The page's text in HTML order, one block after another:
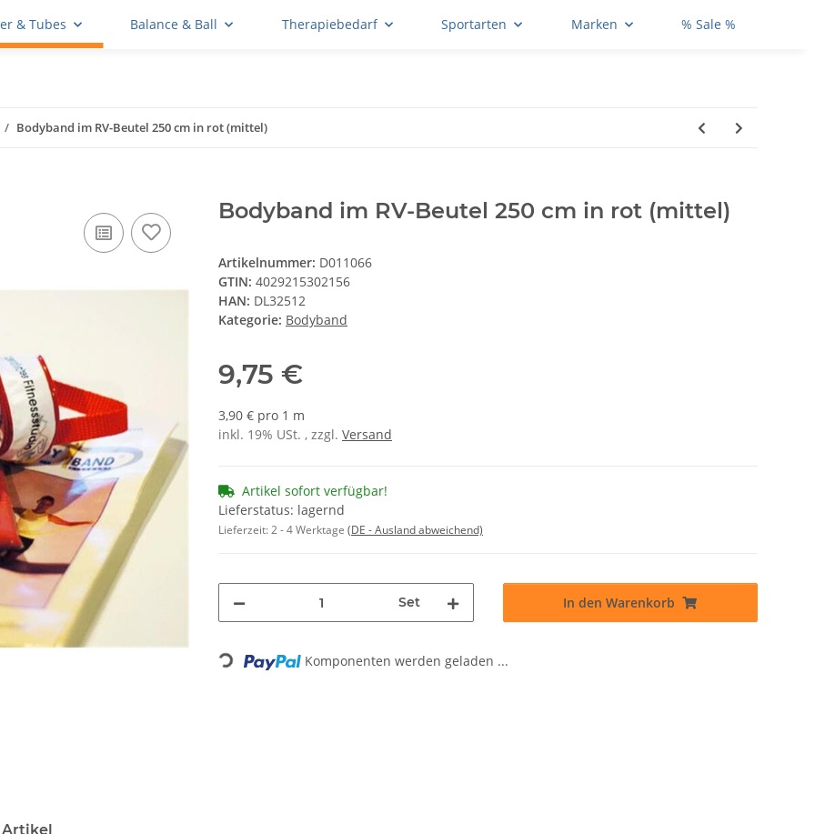
& Tubes Balance & Ball Therapiebedarf Sportarten Marken % Sale %
Bodyband im RV-Beutel 250 cm in rot (mittel)
Bodyband im RV-Beutel 250 cm in rot (mittel)
Artikelnummer: D011066
GTIN: 4029215302156
HAN: DL32512
Kategorie: Bodyband
9,75 €
3,90 € pro 1 m
inkl. 19% USt. , zzgl. Versand
Artikel sofort verfügbar!
Lieferstatus: lagernd
Lieferzeit:2 - 4 Werktage (DE - Ausland abweichend)
Set In den Warenkorb
Loading... Komponenten werden geladen ...